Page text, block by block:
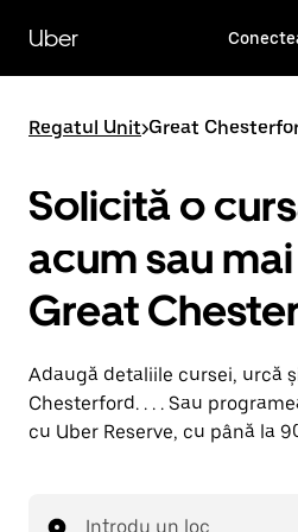
direct
conținutul
principal
Uber
Regatul Unit>Great
Solicită o
acum sau
Great
Adaugă detaliile cursei, urcă
Chesterford. . . . Sau
cu Uber Reserve, cu până la
Introdu un loc